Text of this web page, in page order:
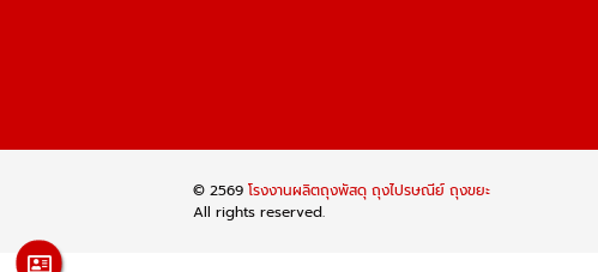
© 2569โรงงานผลิตถุงพัสดุ ถุงไปรษณีย์ ถุงขยะ
All rights reserved.